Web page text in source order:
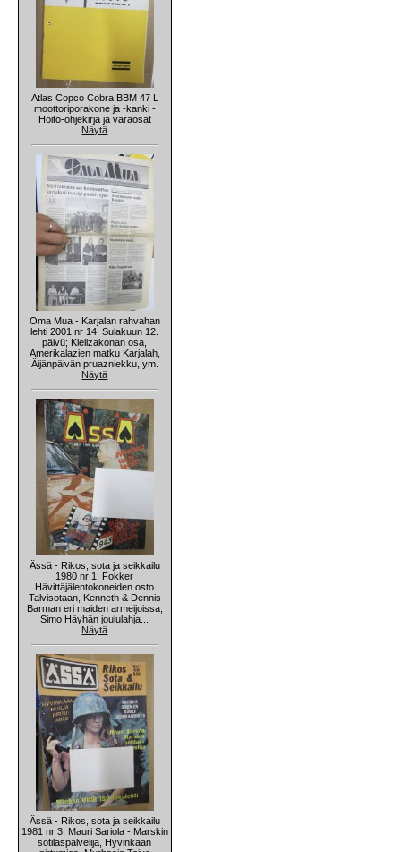
Atlas Copco Cobra BBM 47 L
moottoriporakone ja -kanki -
Hoito-ohjekirja ja varaosat
Näytä
Oma Mua - Karjalan rahvahan
lehti 2001 nr 14, Sulakuun 12.
päivü; Kielizakonan osa,
Amerikalazien matku Karjalah,
Äijänpäivän pruazniekku, ym.
Näytä
Ässä - Rikos, sota ja seikkailu
1980 nr 1, Fokker
Hävittäjälentokoneiden osto
Talvisotaan, Kenneth & Dennis
Barman eri maiden armeijoissa,
Simo Häyhän joululahja...
Näytä
Ässä - Rikos, sota ja seikkailu
1981 nr 3, Mauri Sariola - Marskin
sotilaspalvelija, Hyvinkään